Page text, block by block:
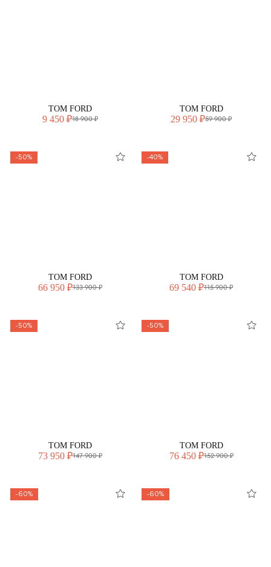
TOM FORD
9 450 ₽18 900 ₽
TOM FORD
29 950 ₽59 900 ₽
-50%
TOM FORD
66 950 ₽133 900 ₽
-40%
TOM FORD
69 540 ₽115 900 ₽
-50%
TOM FORD
73 950 ₽147 900 ₽
-50%
TOM FORD
76 450 ₽152 900 ₽
-60% -60%